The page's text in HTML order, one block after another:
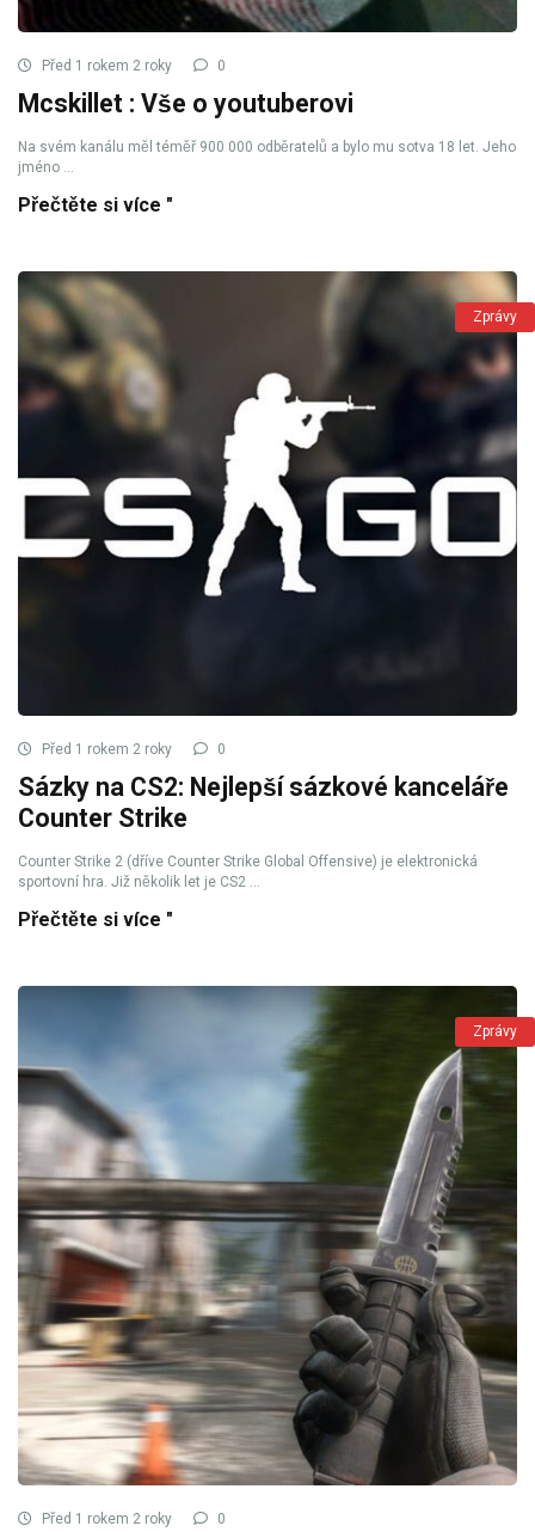
Před 1 rokem 2 roky 0
Mcskillet : Vše o youtuberovi
Na svém kanálu měl téměř 900 000 odběratelů a bylo mu sotva 18 let. Jeho
jméno ...
Přečtěte si více "
Zprávy
Před 1 rokem 2 roky 0
Sázky na CS2: Nejlepší sázkové kanceláře
Counter Strike
Counter Strike 2 (dříve Counter Strike Global Offensive) je elektronická
sportovní hra. Již několik let je CS2 ...
Přečtěte si více "
Zprávy
Před 1 rokem 2 roky 0